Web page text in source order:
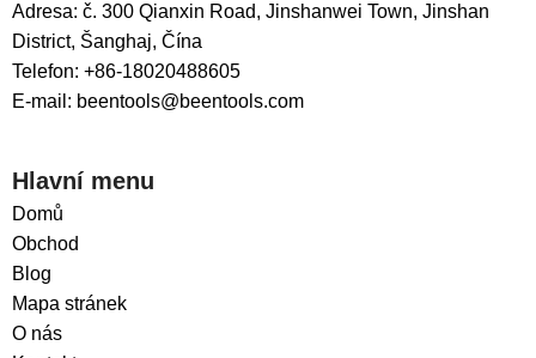
Adresa: č. 300 Qianxin Road, Jinshanwei Town, Jinshan
District, Šanghaj, Čína
Telefon: +86-18020488605
E-mail: beentools@beentools.com
Hlavní menu
Domů
Obchod
Blog
Mapa stránek
O nás